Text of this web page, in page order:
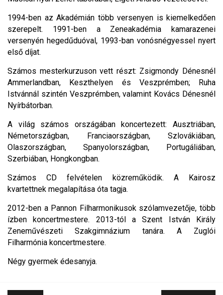
1994-ben az Akadémián több versenyen is kiemelkedően
szerepelt. 1991-ben a Zeneakadémia kamarazenei
versenyén hegedűduóval, 1993-ban vonósnégyessel nyert
első díjat.
Számos mesterkurzuson vett részt: Zsigmondy Dénesnél
Ammerlandban, Keszthelyen és Veszprémben; Ruha
Istvánnál szintén Veszprémben, valamint Kovács Dénesnél
Nyírbátorban.
A világ számos országában koncertezett: Ausztriában,
Németországban, Franciaországban, Szlovákiában,
Olaszországban, Spanyolországban, Portugáliában,
Szerbiában, Hongkongban.
Számos CD felvételen közreműködik. A Kairosz
kvartettnek megalapítása óta tagja.
2012-ben a Pannon Filharmonikusok szólamvezetője, több
ízben koncertmestere. 2013-tól a Szent István Király
Zeneművészeti Szakgimnázium tanára. A Zuglói
Filharmónia koncertmestere.
Négy gyermek édesanyja.